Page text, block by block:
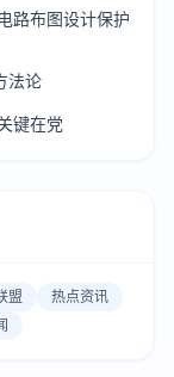
路布图设计保护
法论
键在党
盟
热点资讯